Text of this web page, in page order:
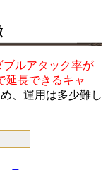
ブルアタック率が
延長できるキャ
、運用は多少難し